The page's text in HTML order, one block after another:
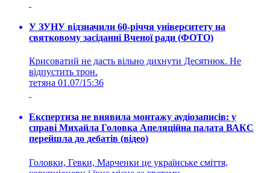
У ЗУНУ відзначили 60-річчя університету на
святковому засіданні Вченої ради (ФОТО)
Крисоватий не дасть вільно дихнути Десятнюк. Не
відпустить трон.
тетяна 01.07/15:36
Експертиза не виявила монтажу аудіозаписів: у
справі Михайла Головка Апеляційна палата ВАКС
перейшла до дебатів (відео)
Головки, Гевки, Марченки це українське сміття,